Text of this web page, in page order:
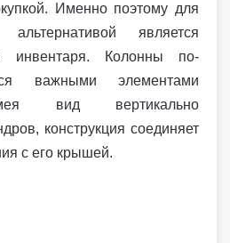
Именно поэтому для
является
инвентаря. Колонны по-
важными элементами
вид вертикально
конструкция соединяет
с его крышей.